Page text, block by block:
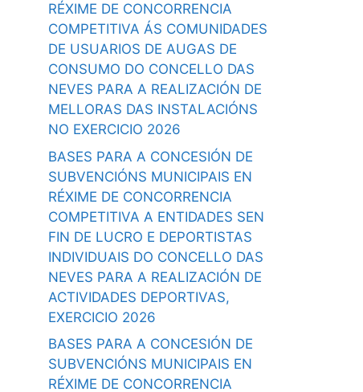
RÉXIME DE CONCORRENCIA
COMPETITIVA ÁS COMUNIDADES
DE USUARIOS DE AUGAS DE
CONSUMO DO CONCELLO DAS
NEVES PARA A REALIZACIÓN DE
MELLORAS DAS INSTALACIÓNS
NO EXERCICIO 2026
BASES PARA A CONCESIÓN DE
SUBVENCIÓNS MUNICIPAIS EN
RÉXIME DE CONCORRENCIA
COMPETITIVA A ENTIDADES SEN
FIN DE LUCRO E DEPORTISTAS
INDIVIDUAIS DO CONCELLO DAS
NEVES PARA A REALIZACIÓN DE
ACTIVIDADES DEPORTIVAS,
EXERCICIO 2026
BASES PARA A CONCESIÓN DE
SUBVENCIÓNS MUNICIPAIS EN
RÉXIME DE CONCORRENCIA